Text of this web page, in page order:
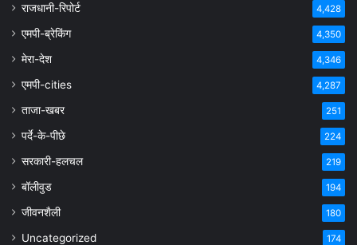
राजधानी-रिपोर्ट 4,428
एमपी-ब्रेकिंग 4,350
मेरा-देश 4,346
एमपी-cities 4,287
ताजा-खबर 251
पर्दे-के-पीछे 224
सरकारी-हलचल 219
बॉलीवुड 194
जीवनशैली 180
Uncategorized 174